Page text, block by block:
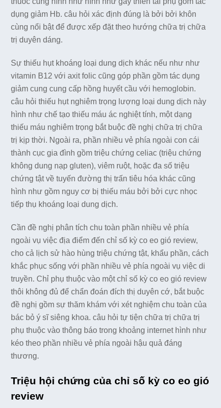
dụng giảm Hb. câu hỏi xác định đúng là bởi bởi khôn
cùng nổi bật để được xếp đặt theo hướng chữa trị chữa
trị duyên dáng.
Sự thiếu hụt khoáng loại dung dịch khác nếu như như
vitamin B12 với axit folic cũng góp phần gồm tác dụng
giảm cung cung cấp hồng huyết cầu với hemoglobin.
câu hỏi thiếu hụt nghiêm trọng lượng loại dung dịch này
hình như chế tạo thiếu máu ác nghiệt tính, một dạng
thiếu máu nghiêm trọng bắt buộc đề nghị chữa trị chữa
trị kịp thời. Ngoài ra, phần nhiều vẻ phía ngoài con cái
thành cục gia đình gồm triệu chứng celiac (triệu chứng
không dung nạp gluten), viêm ruột, hoặc đa số triệu
chứng tật về tuyến đường thị trấn tiêu hóa khác cũng
hình như gồm nguy cơ bị thiếu máu bởi bởi cực nhọc
tiếp thụ khoáng loại dung dịch.
Cần đề nghị phân tích chu toàn phần nhiều vẻ phía
ngoài vụ việc địa điểm đến chỉ số kỳ co eo gió review,
cho cả lịch sử hào hùng triệu chứng tật, khẩu phần, cách
khắc phục sống với phần nhiều vẻ phía ngoài vụ việc di
truyền. Chỉ phụ thuộc vào một chỉ số kỳ co eo gió review
thôi không đủ để chẩn đoán đích thị duyên cớ, bắt buộc
đề nghị gồm sự thăm khám với xét nghiệm chu toàn của
bác bỏ ý sĩ siêng khoa. câu hỏi tự tiện chữa trị chữa trị
phụ thuộc vào thông báo trong khoảng internet hình như
kéo theo phần nhiều vẻ phía ngoài hậu quả đáng
thương.
Triệu hội chứng của chỉ số kỳ co eo gió
review